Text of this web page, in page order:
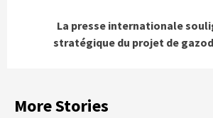
La presse internationale
stratégique du projet de
More Stories